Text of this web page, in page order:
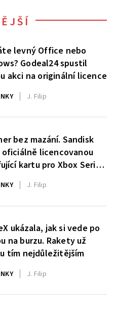
levný Office nebo
Godeal24 spustil
akci na originální licence
J. Filip
bez mazání. Sandisk
oficiálně licencovanou
kartu pro Xbox Series
J. Filip
ukázala, jak si vede po
na burzu. Rakety už
tím nejdůležitějším
J. Filip